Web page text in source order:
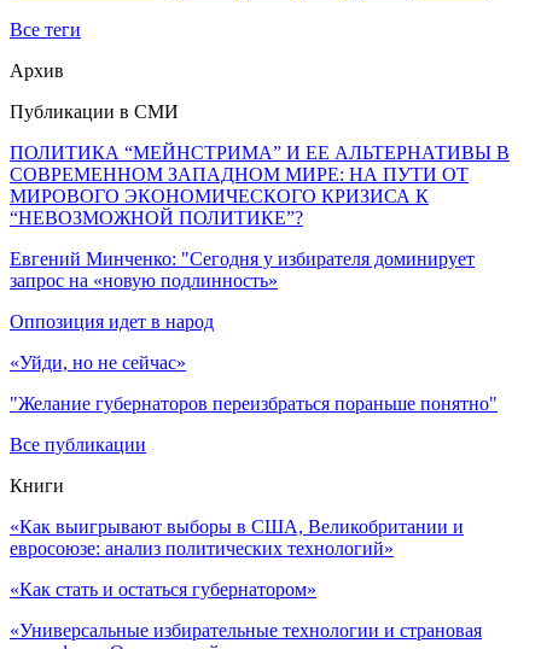
Все теги
Архив
Публикации в СМИ
ПОЛИТИКА “МЕЙНСТРИМА” И ЕЕ АЛЬТЕРНАТИВЫ В
СОВРЕМЕННОМ ЗАПАДНОМ МИРЕ: НА ПУТИ ОТ
МИРОВОГО ЭКОНОМИЧЕСКОГО КРИЗИСА К
“НЕВОЗМОЖНОЙ ПОЛИТИКЕ”?
Евгений Минченко: "Сегодня у избирателя доминирует
запрос на «новую подлинность»
Оппозиция идет в народ
«Уйди, но не сейчас»
"Желание губернаторов переизбраться пораньше понятно"
Все публикации
Книги
«Как выигрывают выборы в США, Великобритании и
евросоюзе: анализ политических технологий»
«Как стать и остаться губернатором»
«Универсальные избирательные технологии и страновая